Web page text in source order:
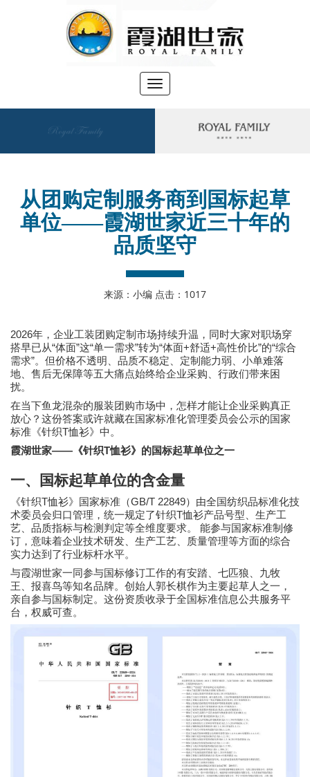
切
换
导
●您当前位置： 首页 > 新闻资讯
从团购定制服务商到国标起草
单位——霞湖世家近三十年的
品质坚守
来源：小编 点击： 1017
2026年，企业工装团购定制市场持续升温，同时大家对职场穿
搭早已从“体面”这“单一需求”转为“体面+舒适+高性价比”的“综合
需求”。但价格不透明、品质不稳定、定制能力弱、小单难落
地、售后无保障等五大痛点始终给企业采购、行政们带来困
扰。
在当下鱼龙混杂的服装团购市场中，怎样才能让企业采购真正
放心？这份答案或许就藏在国家标准化管理委员会公示的国家
标准《针织T恤衫》中。
霞湖世家—— 《针织T恤衫》的国标起草单位之一
一、国标起草单位的含金量
《针织T恤衫》国家标准（GB/T 22849）由全国纺织品标准化技
术委员会归口管理，统一规定了针织T恤衫产品号型、生产工
艺、品质指标与检测判定等全维度要求。 能参与国家标准制修
订，意味着企业技术研发、生产工艺、质量管理等方面的综合
实力达到了行业标杆水平。
与霞湖世家一同参与国标修订工作的有安踏、七匹狼、九牧
王、报喜鸟等知名品牌。创始人郭长棋作为主要起草人之一，
亲自参与国标制定。这份资质收录于全国标准信息公共服务平
台，权威可查。